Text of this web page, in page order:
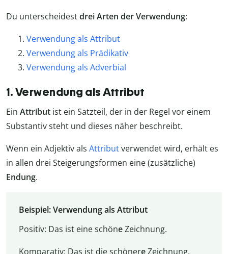
Du unterscheidestdrei Arten der Verwendung:
Verwendung als Attribut
Verwendung als Prädikativ
Verwendung als Adverbial
1. Verwendung als Attribut
Ein Attribut ist ein Satzteil, der in der Regel vor einem
Substantiv steht und dieses näher beschreibt.
Wenn ein Adjektiv als Attributverwendet wird, erhält es
in allen drei Steigerungsformen eine (zusätzliche)
Endung.
Beispiel: Verwendung als Attribut
Positiv: Das ist eine schöneZeichnung.
Komparativ: Das ist die schönereZeichnung.